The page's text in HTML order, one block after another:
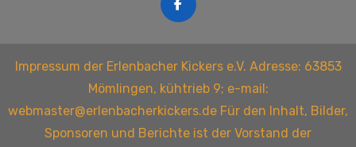
Impressum der Erlenbacher Kickers e.V. Adresse: 63853
Mömlingen, kühtrieb 9; e-mail:
webmaster@erlenbacherkickers.de Für den Inhalt, Bilder,
Sponsoren und Berichte ist der Vorstand der